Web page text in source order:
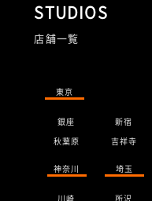
STUDIOS
店舗一覧
東京
銀座 新宿
秋葉原
吉祥寺
神奈川 埼玉
川崎 所沢